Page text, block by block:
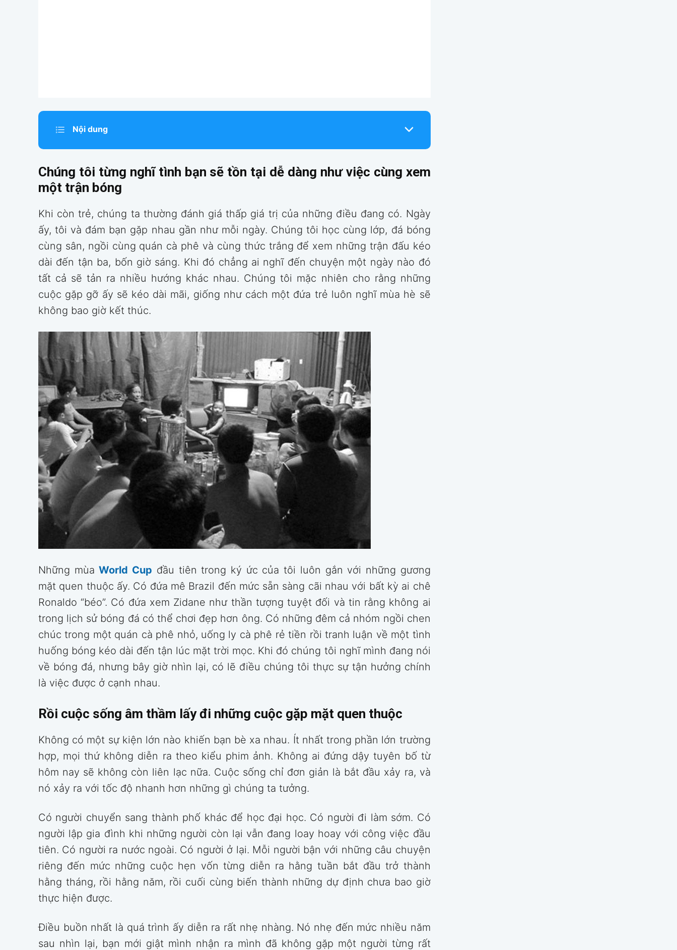
Nội dung
Chúng tôi từng nghĩ tình bạn sẽ tồn tại dễ dàng như việc cùng xem
một trận bóng
Khi còn trẻ, chúng ta thường đánh giá thấp giá trị của những điều đang có. Ngày
ấy, tôi và đám bạn gặp nhau gần như mỗi ngày. Chúng tôi học cùng lớp, đá bóng
cùng sân, ngồi cùng quán cà phê và cùng thức trắng để xem những trận đấu kéo
dài đến tận ba, bốn giờ sáng. Khi đó chẳng ai nghĩ đến chuyện một ngày nào đó
tất cả sẽ tản ra nhiều hướng khác nhau. Chúng tôi mặc nhiên cho rằng những
cuộc gặp gỡ ấy sẽ kéo dài mãi, giống như cách một đứa trẻ luôn nghĩ mùa hè sẽ
không bao giờ kết thúc.
Những mùaWorld Cup đầu tiên trong ký ức của tôi luôn gắn với những gương
mặt quen thuộc ấy. Có đứa mê Brazil đến mức sẵn sàng cãi nhau với bất kỳ ai chê
Ronaldo “béo”. Có đứa xem Zidane như thần tượng tuyệt đối và tin rằng không ai
trong lịch sử bóng đá có thể chơi đẹp hơn ông. Có những đêm cả nhóm ngồi chen
chúc trong một quán cà phê nhỏ, uống ly cà phê rẻ tiền rồi tranh luận về một tình
huống bóng kéo dài đến tận lúc mặt trời mọc. Khi đó chúng tôi nghĩ mình đang nói
về bóng đá, nhưng bây giờ nhìn lại, có lẽ điều chúng tôi thực sự tận hưởng chính
là việc được ở cạnh nhau.
Rồi cuộc sống âm thầm lấy đi những cuộc gặp mặt quen thuộc
Không có một sự kiện lớn nào khiến bạn bè xa nhau. Ít nhất trong phần lớn trường
hợp, mọi thứ không diễn ra theo kiểu phim ảnh. Không ai đứng dậy tuyên bố từ
hôm nay sẽ không còn liên lạc nữa. Cuộc sống chỉ đơn giản là bắt đầu xảy ra, và
nó xảy ra với tốc độ nhanh hơn những gì chúng ta tưởng.
Có người chuyển sang thành phố khác để học đại học. Có người đi làm sớm. Có
người lập gia đình khi những người còn lại vẫn đang loay hoay với công việc đầu
tiên. Có người ra nước ngoài. Có người ở lại. Mỗi người bận với những câu chuyện
riêng đến mức những cuộc hẹn vốn từng diễn ra hằng tuần bắt đầu trở thành
hằng tháng, rồi hằng năm, rồi cuối cùng biến thành những dự định chưa bao giờ
thực hiện được.
Điều buồn nhất là quá trình ấy diễn ra rất nhẹ nhàng. Nó nhẹ đến mức nhiều năm
sau nhìn lại, bạn mới giật mình nhận ra mình đã không gặp một người từng rất